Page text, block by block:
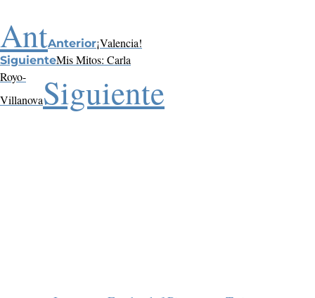
AntAnterior¡Valencia!
SiguienteMis Mitos: Carla
Royo-
VillanovaSiguiente